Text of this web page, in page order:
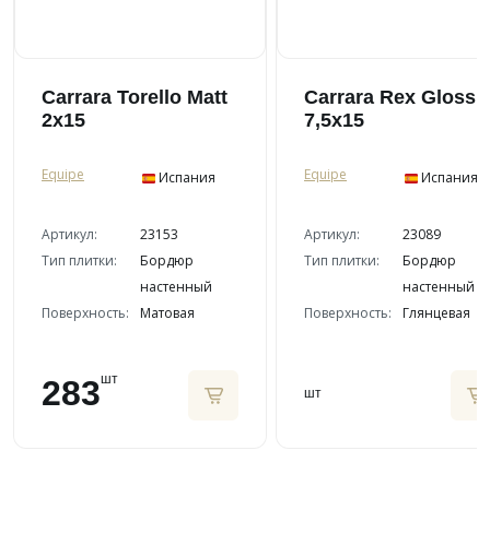
Carrara Torello Matt
2x15
Equipe Испания
Артикул:
23153
Тип плитки:
Бордюр
настенный
Поверхность:
Матовая
283шт
Carrara Rex Gloss
7,5x15
Equipe Испания
Артикул:
23089
Тип плитки:
Бордюр
настенный
Поверхность:
Глянцевая
шт